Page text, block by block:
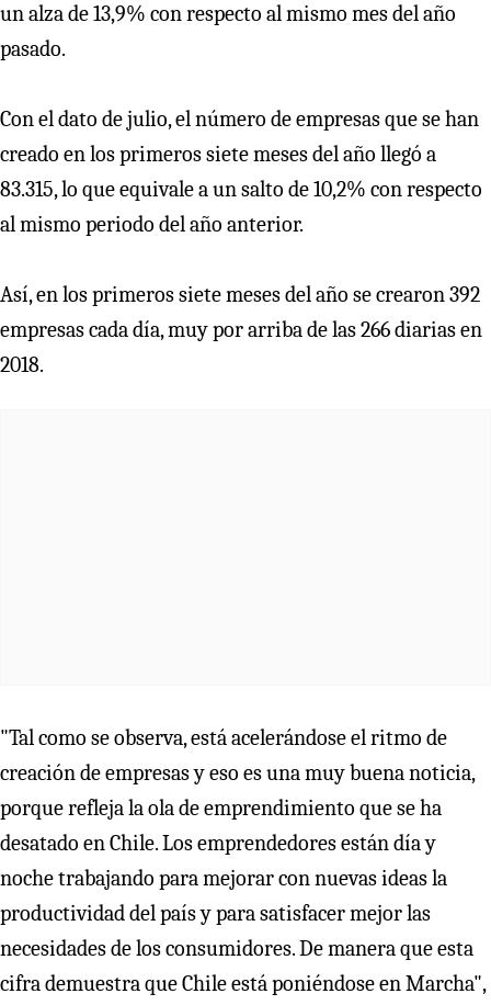
un alza de 13,9% con respecto al mismo mes del año
pasado.
Con el dato de julio, el número de empresas que se han
creado en los primeros siete meses del año llegó a
83.315, lo que equivale a un salto de 10,2% con respecto
al mismo periodo del año anterior.
Así, en los primeros siete meses del año se crearon 392
empresas cada día, muy por arriba de las 266 diarias en
2018.
"Tal como se observa, está acelerándose el ritmo de
creación de empresas y eso es una muy buena noticia,
porque refleja la ola de emprendimiento que se ha
desatado en Chile. Los emprendedores están día y
noche trabajando para mejorar con nuevas ideas la
productividad del país y para satisfacer mejor las
necesidades de los consumidores. De manera que esta
cifra demuestra que Chile está poniéndose en Marcha",